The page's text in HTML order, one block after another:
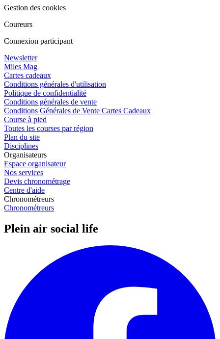
Gestion des cookies
Coureurs
Connexion participant
Newsletter
Miles Mag
Cartes cadeaux
Conditions générales d'utilisation
Politique de confidentialité
Conditions générales de vente
Conditions Générales de Vente Cartes Cadeaux
Course à pied
Toutes les courses par région
Plan du site
Disciplines
Organisateurs
Espace organisateur
Nos services
Devis chronométrage
Centre d'aide
Chronométreurs
Chronométreurs
Plein air social life